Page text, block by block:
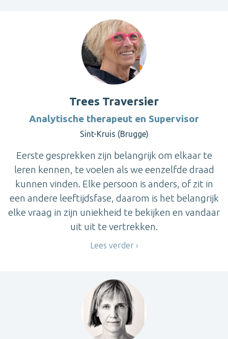
Trees Traversier
Analytische therapeut en Supervisor
Sint-Kruis (Brugge)
Eerste gesprekken zijn belangrijk om elkaar te
leren kennen, te voelen als we eenzelfde draad
kunnen vinden. Elke persoon is anders, of zit in
een andere leeftijdsfase, daarom is het belangrijk
elke vraag in zijn uniekheid te bekijken en vandaar
uit uit te vertrekken.
Lees verder